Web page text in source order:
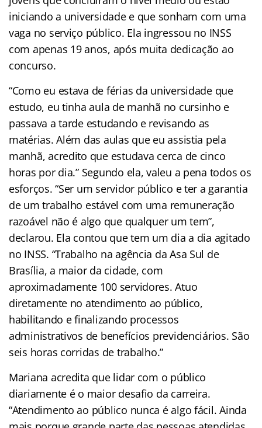
iniciando a universidade e que sonham com uma
vaga no serviço público. Ela ingressou no INSS
com apenas 19 anos, após muita dedicação ao
concurso.
“Como eu estava de férias da universidade que
estudo, eu tinha aula de manhã no cursinho e
passava a tarde estudando e revisando as
matérias. Além das aulas que eu assistia pela
manhã, acredito que estudava cerca de cinco
horas por dia.” Segundo ela, valeu a pena todos os
esforços. “Ser um servidor público e ter a garantia
de um trabalho estável com uma remuneração
razoável não é algo que qualquer um tem”,
declarou. Ela contou que tem um dia a dia agitado
no INSS. “Trabalho na agência da Asa Sul de
Brasília, a maior da cidade, com
aproximadamente 100 servidores. Atuo
diretamente no atendimento ao público,
habilitando e finalizando processos
administrativos de benefícios previdenciários. São
seis horas corridas de trabalho.”
Mariana acredita que lidar com o público
diariamente é o maior desafio da carreira.
“Atendimento ao público nunca é algo fácil. Ainda